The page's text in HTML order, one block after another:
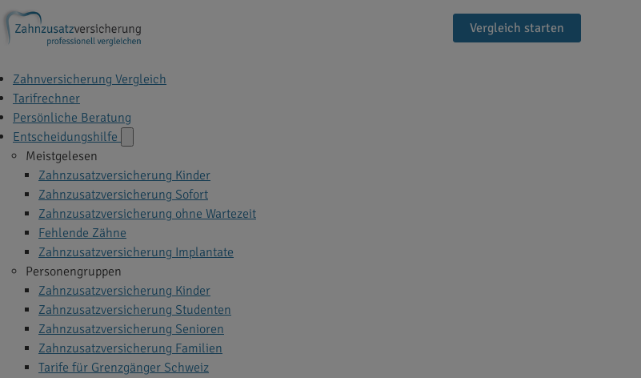
Vergleich starten
Zahnversicherung Vergleich
Tarifrechner
Persönliche Beratung
Entscheidungshilfe
Meistgelesen
Zahnzusatzversicherung Kinder
Zahnzusatzversicherung Sofort
Zahnzusatzversicherung ohne Wartezeit
Fehlende Zähne
Zahnzusatzversicherung Implantate
Personengruppen
Zahnzusatzversicherung Kinder
Zahnzusatzversicherung Studenten
Zahnzusatzversicherung Senioren
Zahnzusatzversicherung Familien
Tarife für Grenzgänger Schweiz